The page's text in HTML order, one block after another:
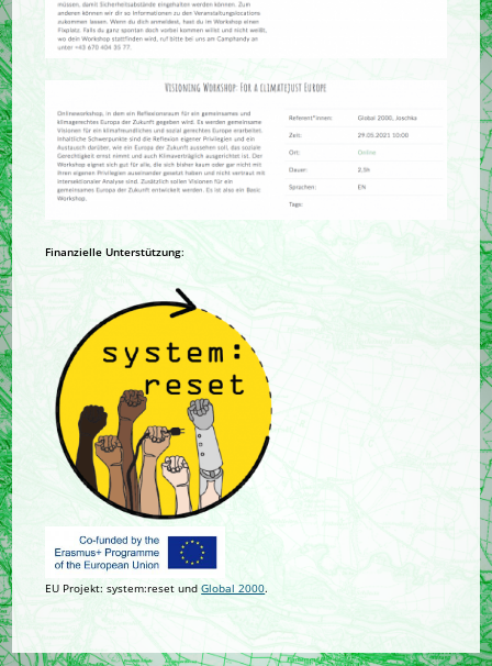
Finanzielle Unterstützung:
EU Projekt: system:reset undGlobal 2000.